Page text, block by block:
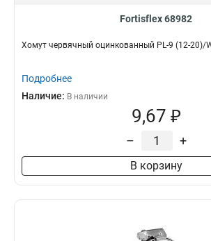
Fortisflex 68982
Хомут червячный оцинкованный PL-9 (12-20)/
Подробнее
Наличие: В наличии
9,67 ₽
– +
В корзину